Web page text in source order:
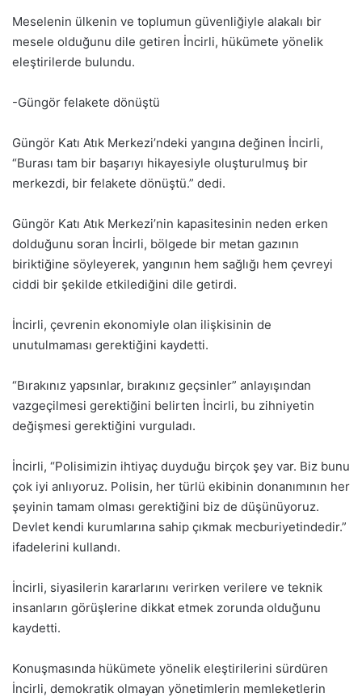
Meselenin ülkenin ve toplumun güvenliğiyle alakalı bir
mesele olduğunu dile getiren İncirli, hükümete yönelik
eleştirilerde bulundu.
-Güngör felakete dönüştü
Güngör Katı Atık Merkezi’ndeki yangına değinen İncirli,
“Burası tam bir başarıyı hikayesiyle oluşturulmuş bir
merkezdi, bir felakete dönüştü.” dedi.
Güngör Katı Atık Merkezi’nin kapasitesinin neden erken
dolduğunu soran İncirli, bölgede bir metan gazının
biriktiğine söyleyerek, yangının hem sağlığı hem çevreyi
ciddi bir şekilde etkilediğini dile getirdi.
İncirli, çevrenin ekonomiyle olan ilişkisinin de
unutulmaması gerektiğini kaydetti.
“Bırakınız yapsınlar, bırakınız geçsinler” anlayışından
vazgeçilmesi gerektiğini belirten İncirli, bu zihniyetin
değişmesi gerektiğini vurguladı.
İncirli, “Polisimizin ihtiyaç duyduğu birçok şey var. Biz bunu
çok iyi anlıyoruz. Polisin, her türlü ekibinin donanımının her
şeyinin tamam olması gerektiğini biz de düşünüyoruz.
Devlet kendi kurumlarına sahip çıkmak mecburiyetindedir.”
ifadelerini kullandı.
İncirli, siyasilerin kararlarını verirken verilere ve teknik
insanların görüşlerine dikkat etmek zorunda olduğunu
kaydetti.
Konuşmasında hükümete yönelik eleştirilerini sürdüren
İncirli, demokratik olmayan yönetimlerin memleketlerin